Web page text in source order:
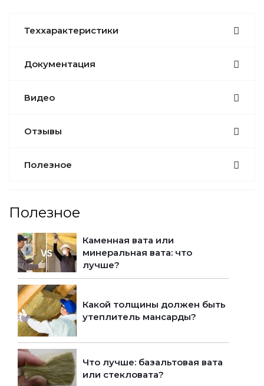
Теххарактеристики
Документация
Видео
Отзывы
Полезное
Полезное
Каменная вата или
минеральная вата: что
лучше?
Какой толщины должен быть
утеплитель мансарды?
Что лучше: базальтовая вата
или стекловата?